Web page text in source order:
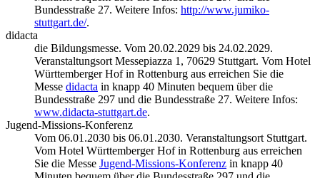
Bundesstraße 27. Weitere Infos: http://www.jumiko-
stuttgart.de/.
didacta
die Bildungsmesse. Vom 20.02.2029 bis 24.02.2029.
Veranstaltungsort Messepiazza 1, 70629 Stuttgart. Vom Hotel
Württemberger Hof in Rottenburg aus erreichen Sie die
Messe didacta in knapp 40 Minuten bequem über die
Bundesstraße 297 und die Bundesstraße 27. Weitere Infos:
www.didacta-stuttgart.de.
Jugend-Missions-Konferenz
Vom 06.01.2030 bis 06.01.2030. Veranstaltungsort Stuttgart.
Vom Hotel Württemberger Hof in Rottenburg aus erreichen
Sie die Messe Jugend-Missions-Konferenz in knapp 40